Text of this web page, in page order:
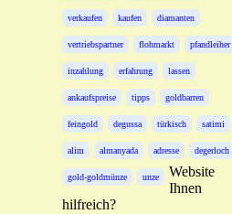
verkaufen kaufen diamanten
vertriebspartner flohmarkt pfandleiher
inzahlung erfahrung lassen
ankaufspreise tipps goldbarren
feingold degussa türkisch satimi
alim almanyada adresse degerloch
gold-goldmünze unze
Website
Ihnen
hilfreich?